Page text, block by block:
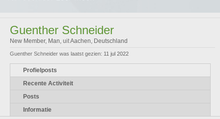
Guenther Schneider
New Member, Man, uitAachen, Deutschland
Guenther Schneider was laatst gezien: 11 jul 2022
Profielposts
Recente Activiteit
Posts
Informatie